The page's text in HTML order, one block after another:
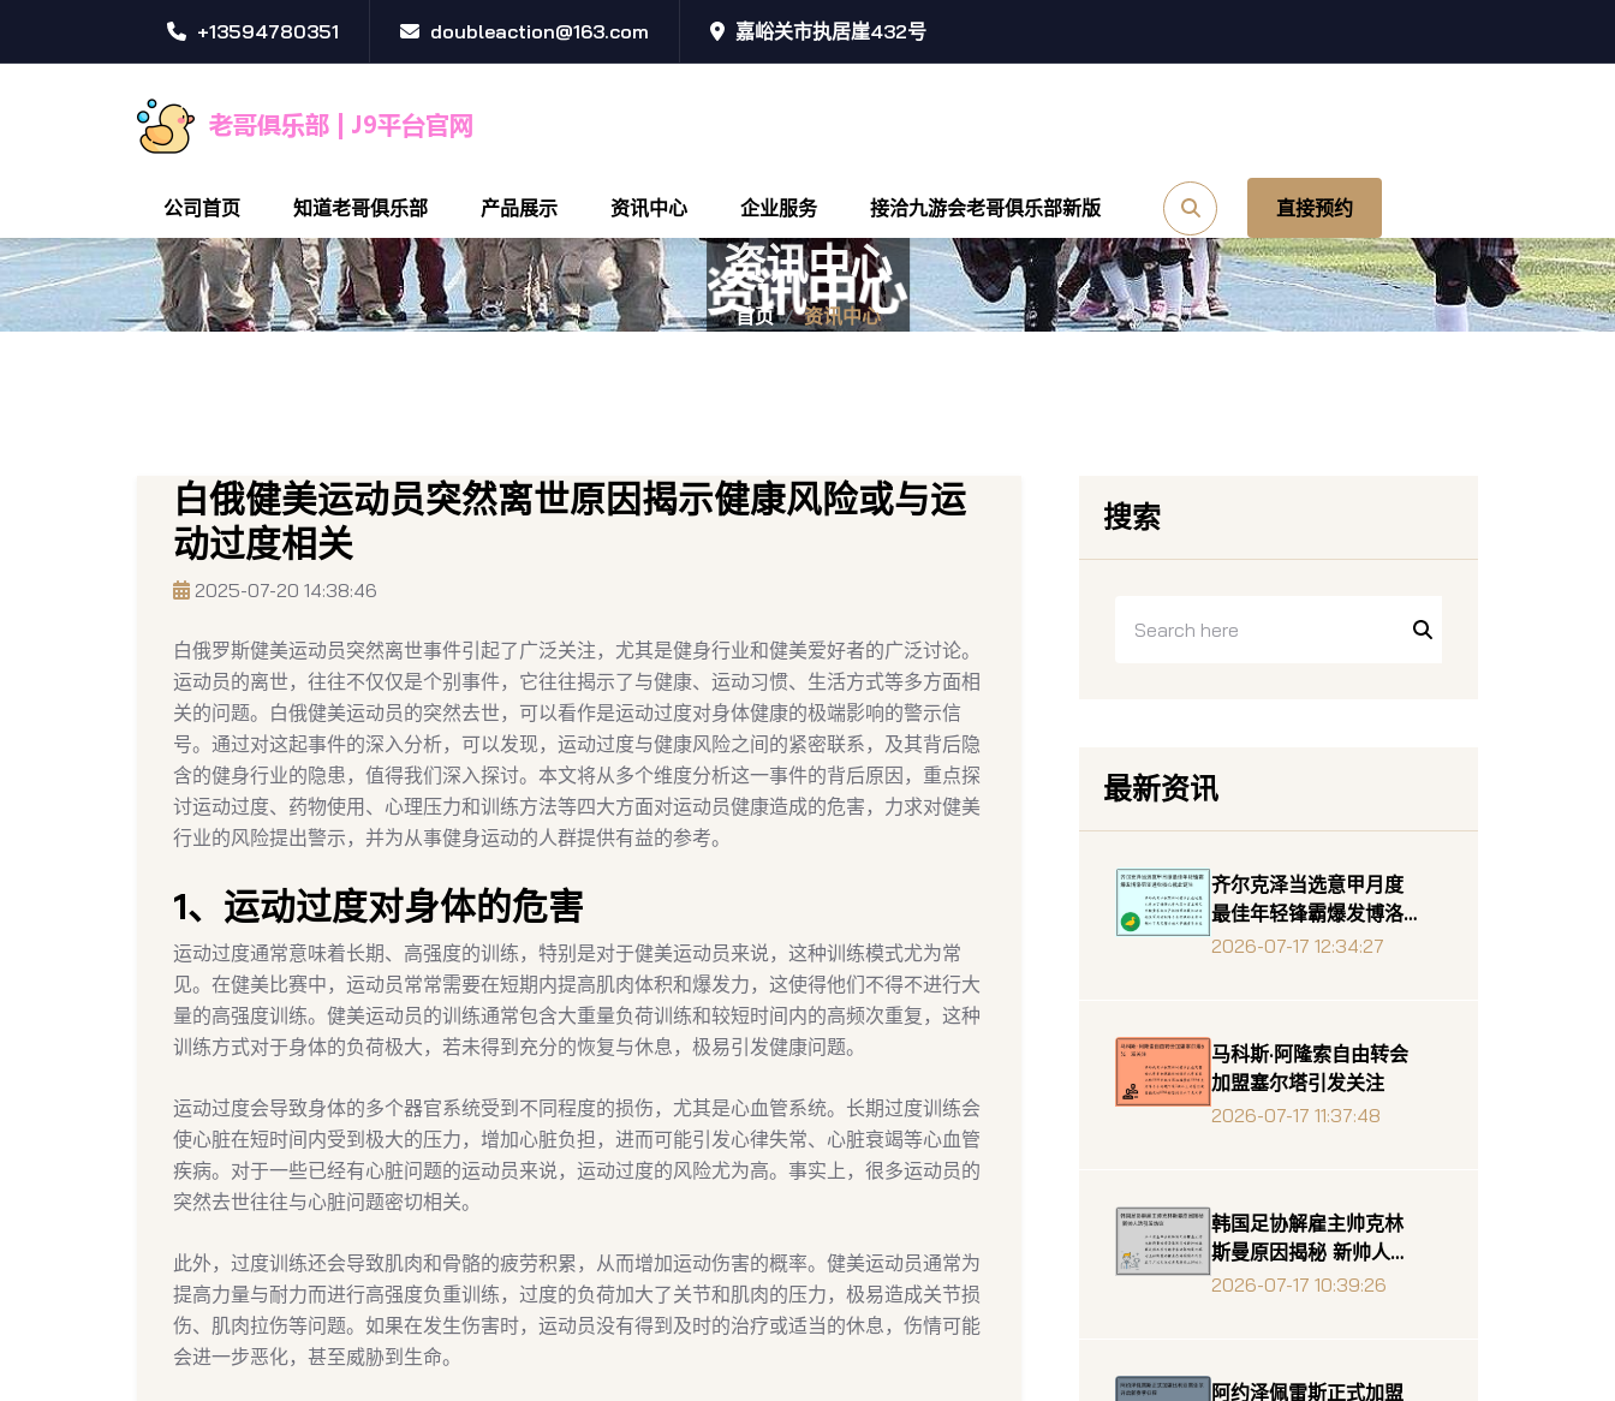
+13594780351 doubleaction@163.com 嘉峪关市执居崖432号
公司首页 知道老哥俱乐部 产品展示 资讯中心 企业服务 接洽九游会老哥俱乐部新版 直接预约
资讯中心
首页 资讯中心
白俄健美运动员突然离世原因揭示健康风险或与运
动过度相关
2025-07-20 14:38:46
白俄罗斯健美运动员突然离世事件引起了广泛关注，尤其是健身行业和健美爱好者的广泛讨论。
运动员的离世，往往不仅仅是个别事件，它往往揭示了与健康、运动习惯、生活方式等多方面相
关的问题。白俄健美运动员的突然去世，可以看作是运动过度对身体健康的极端影响的警示信
号。通过对这起事件的深入分析，可以发现，运动过度与健康风险之间的紧密联系，及其背后隐
含的健身行业的隐患，值得我们深入探讨。本文将从多个维度分析这一事件的背后原因，重点探
讨运动过度、药物使用、心理压力和训练方法等四大方面对运动员健康造成的危害，力求对健美
行业的风险提出警示，并为从事健身运动的人群提供有益的参考。
1、运动过度对身体的危害
运动过度通常意味着长期、高强度的训练，特别是对于健美运动员来说，这种训练模式尤为常
见。在健美比赛中，运动员常常需要在短期内提高肌肉体积和爆发力，这使得他们不得不进行大
量的高强度训练。健美运动员的训练通常包含大重量负荷训练和较短时间内的高频次重复，这种
训练方式对于身体的负荷极大，若未得到充分的恢复与休息，极易引发健康问题。
运动过度会导致身体的多个器官系统受到不同程度的损伤，尤其是心血管系统。长期过度训练会
使心脏在短时间内受到极大的压力，增加心脏负担，进而可能引发心律失常、心脏衰竭等心血管
疾病。对于一些已经有心脏问题的运动员来说，运动过度的风险尤为高。事实上，很多运动员的
突然去世往往与心脏问题密切相关。
此外，过度训练还会导致肌肉和骨骼的疲劳积累，从而增加运动伤害的概率。健美运动员通常为
提高力量与耐力而进行高强度负重训练，过度的负荷加大了关节和肌肉的压力，极易造成关节损
伤、肌肉拉伤等问题。如果在发生伤害时，运动员没有得到及时的治疗或适当的休息，伤情可能
会进一步恶化，甚至威胁到生命。
搜索
最新资讯
齐尔克泽当选意甲月度
最佳年轻锋霸爆发博洛
尼亚进攻核心就此诞生
2026-07-17 12:34:27
马科斯·阿隆索自由转会
加盟塞尔塔引发关注
2026-07-17 11:37:48
韩国足协解雇主帅克林
斯曼原因揭秘 新帅人选
引发热议
2026-07-17 10:39:26
阿约泽佩雷斯正式加盟